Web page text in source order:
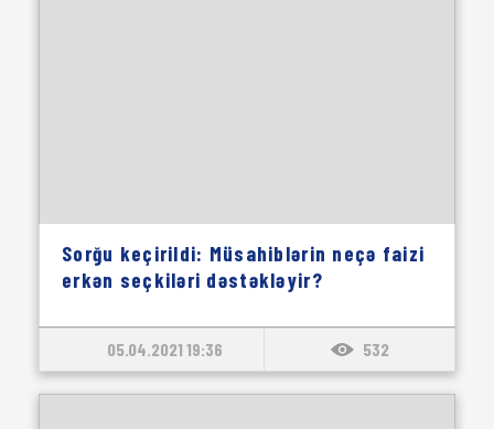
Sorğu keçirildi: Müsahiblərin neçə faizi
erkən seçkiləri dəstəkləyir?
05.04.2021 19:36 532